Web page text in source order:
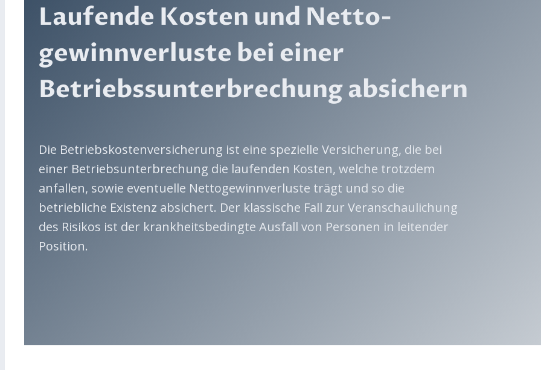
Laufende Kosten und Netto­
gewinn­verluste bei einer
Betriebssunterbrechung absichern
Die Betriebskostenversicherung ist eine spezielle Versicherung, die bei
einer Betriebsunterbrechung die laufenden Kosten, welche trotzdem
anfallen, sowie eventuelle Nettogewinnverluste trägt und so die
betriebliche Existenz absichert. Der klassische Fall zur Veranschaulichung
des Risikos ist der krankheitsbedingte Ausfall von Personen in leitender
Position.